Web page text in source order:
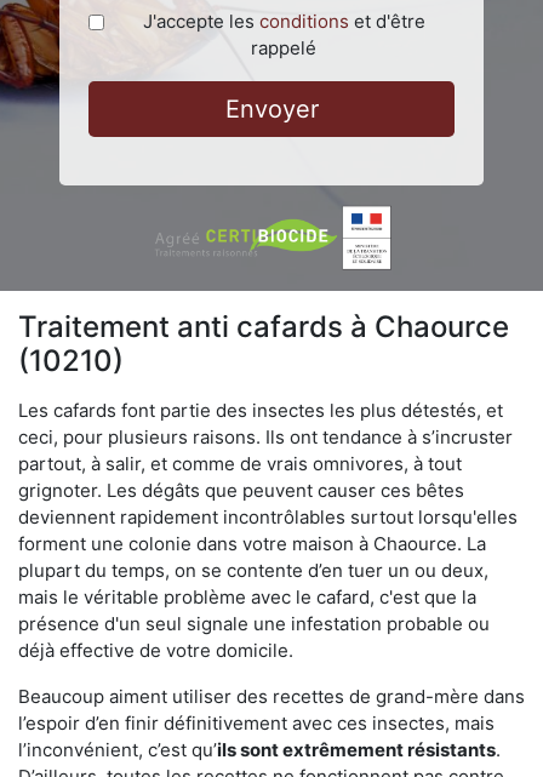
J'accepte les conditions et d'être
rappelé
Envoyer
Traitement anti cafards à Chaource
(10210)
Les cafards font partie des insectes les plus détestés, et
ceci, pour plusieurs raisons. Ils ont tendance à s’incruster
partout, à salir, et comme de vrais omnivores, à tout
grignoter. Les dégâts que peuvent causer ces bêtes
deviennent rapidement incontrôlables surtout lorsqu'elles
forment une colonie dans votre maison à Chaource. La
plupart du temps, on se contente d’en tuer un ou deux,
mais le véritable problème avec le cafard, c'est que la
présence d'un seul signale une infestation probable ou
déjà effective de votre domicile.
Beaucoup aiment utiliser des recettes de grand-mère dans
l’espoir d’en finir définitivement avec ces insectes, mais
l’inconvénient, c’est qu’ils sont extrêmement résistants.